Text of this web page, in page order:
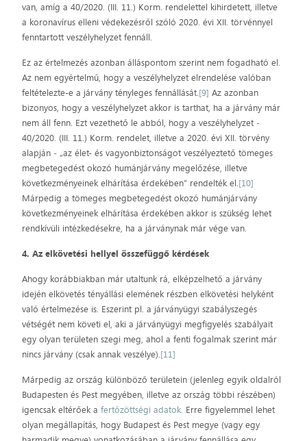
van, amíg a 40/2020. (III. 11.) Korm. rendelettel kihirdetett, illetve
a koronavírus elleni védekezésről szóló 2020. évi XII. törvénnyel
fenntartott veszélyhelyzet fennáll.
Ez az értelmezés azonban álláspontom szerint nem fogadható el.
Az nem egyértelmű, hogy a veszélyhelyzet elrendelése valóban
feltételezte-e a járvány tényleges fennállását.[9] Az azonban
bizonyos, hogy a veszélyhelyzet akkor is tarthat, ha a járvány már
nem áll fenn. Ezt vezethető le abból, hogy a veszélyhelyzet ‒
40/2020. (III. 11.) Korm. rendelet, illetve a 2020. évi XII. törvény
alapján ‒ „az élet- és vagyonbiztonságot veszélyeztető tömeges
megbetegedést okozó humánjárvány megelőzése, illetve
következményeinek elhárítása érdekében” rendelték el.[10]
Márpedig a tömeges megbetegedést okozó humánjárvány
következményeinek elhárítása érdekében akkor is szükség lehet
rendkívüli intézkedésekre, ha a járványnak már vége van.
4. Az elkövetési hellyel összefüggő kérdések
Ahogy korábbiakban már utaltunk rá, elképzelhető a járvány
idején elkövetés tényállási elemének részben elkövetési helyként
való értelmezése is. Eszerint pl. a járványügyi szabályszegés
vétségét nem követi el, aki a járványügyi megfigyelés szabályait
egy olyan területen szegi meg, ahol a fenti fogalmak szerint már
nincs járvány (csak annak veszélye).[11]
Márpedig az ország különböző területein (jelenleg egyik oldalról
Budapesten és Pest megyében, illetve az ország többi részében)
igencsak eltérőek afertőzöttségi adatok. Erre figyelemmel lehet
olyan megállapítás, hogy Budapest és Pest megye (vagy egy